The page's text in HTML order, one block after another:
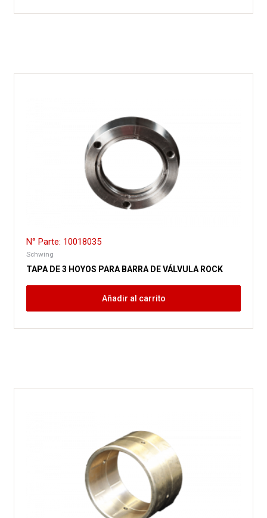
N° Parte: 10018035
Schwing
TAPA DE 3 HOYOS PARA BARRA DE VÁLVULA ROCK
Añadir al carrito